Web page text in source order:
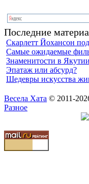
Последние
Скарлетт Йохансон
Самые ожидаемые
Знаменитости в Якутии
Эпатаж или абсурд?
Шедевры искусства
Весела Хата © 2011-
Разное